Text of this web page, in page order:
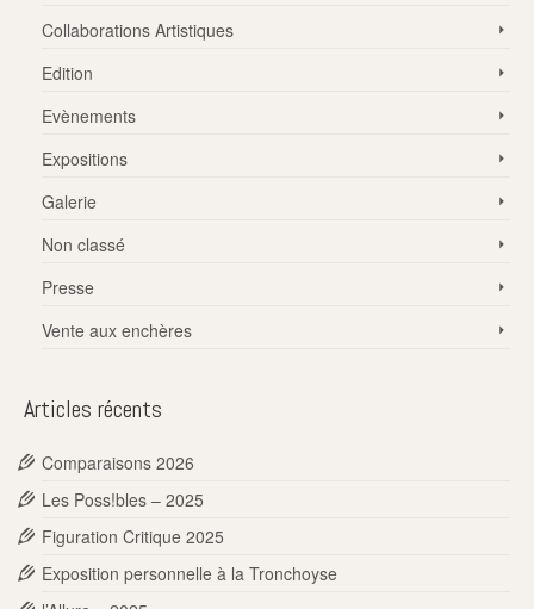
Collaborations Artistiques
Edition
Evènements
Expositions
Galerie
Non classé
Presse
Vente aux enchères
Articles récents
Comparaisons 2026
Les Poss!bles – 2025
Figuration Critique 2025
Exposition personnelle à la Tronchoyse